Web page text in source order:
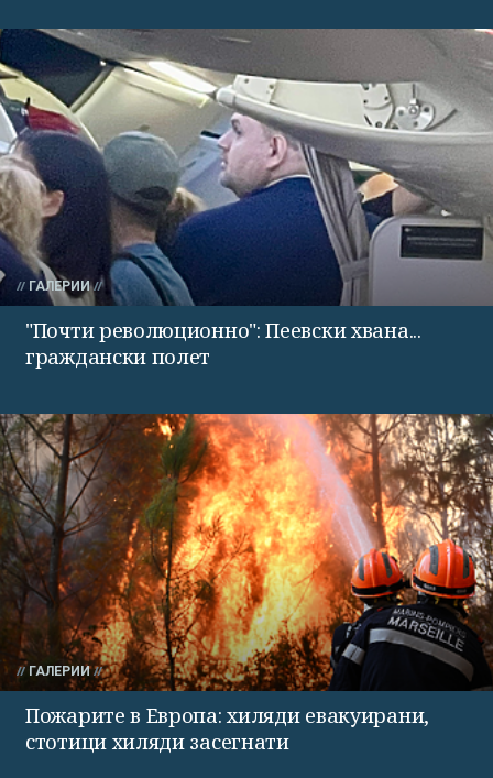
ГАЛЕРИИ
"Почти революционно": Пеевски хвана...
граждански полет
ГАЛЕРИИ
Пожарите в Европа: хиляди евакуирани,
стотици хиляди засегнати